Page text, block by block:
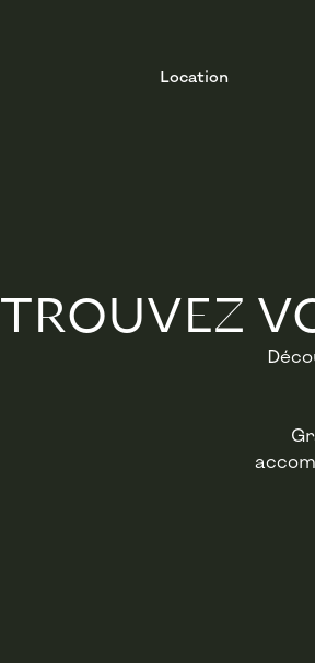
Location
TROUVEZ